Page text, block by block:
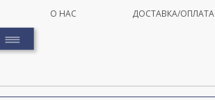
О НАС ДОСТАВКА/ОПЛАТА